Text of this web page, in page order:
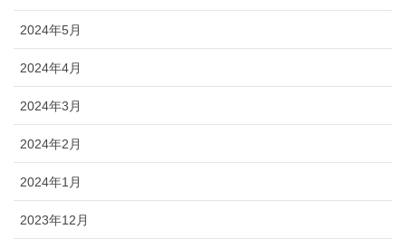
2024年5月
2024年4月
2024年3月
2024年2月
2024年1月
2023年12月